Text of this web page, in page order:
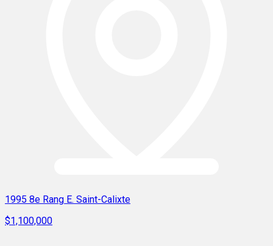
1995 8e Rang E. Saint-Calixte
$1,100,000